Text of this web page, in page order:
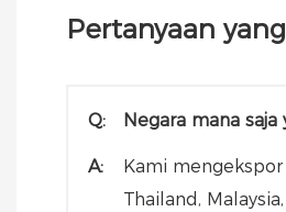
Pertanyaan
Q: Negara mana
A:
Kami mengekspor
Thailand,